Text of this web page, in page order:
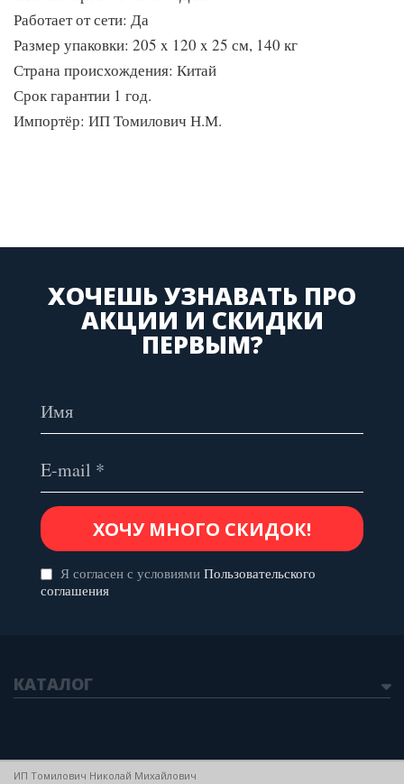
Работает от сети: Да
Размер упаковки: 205 x 120 x 25 см, 140 кг
Страна происхождения: Китай
Срок гарантии 1 год.
Импортёр: ИП Томилович Н.М.
ХОЧЕШЬ УЗНАВАТЬ ПРО
АКЦИИ И СКИДКИ
ПЕРВЫМ?
Я согласен с условиями Пользовательского
соглашения
КАТАЛОГ
ИП Томилович Николай Михайлович